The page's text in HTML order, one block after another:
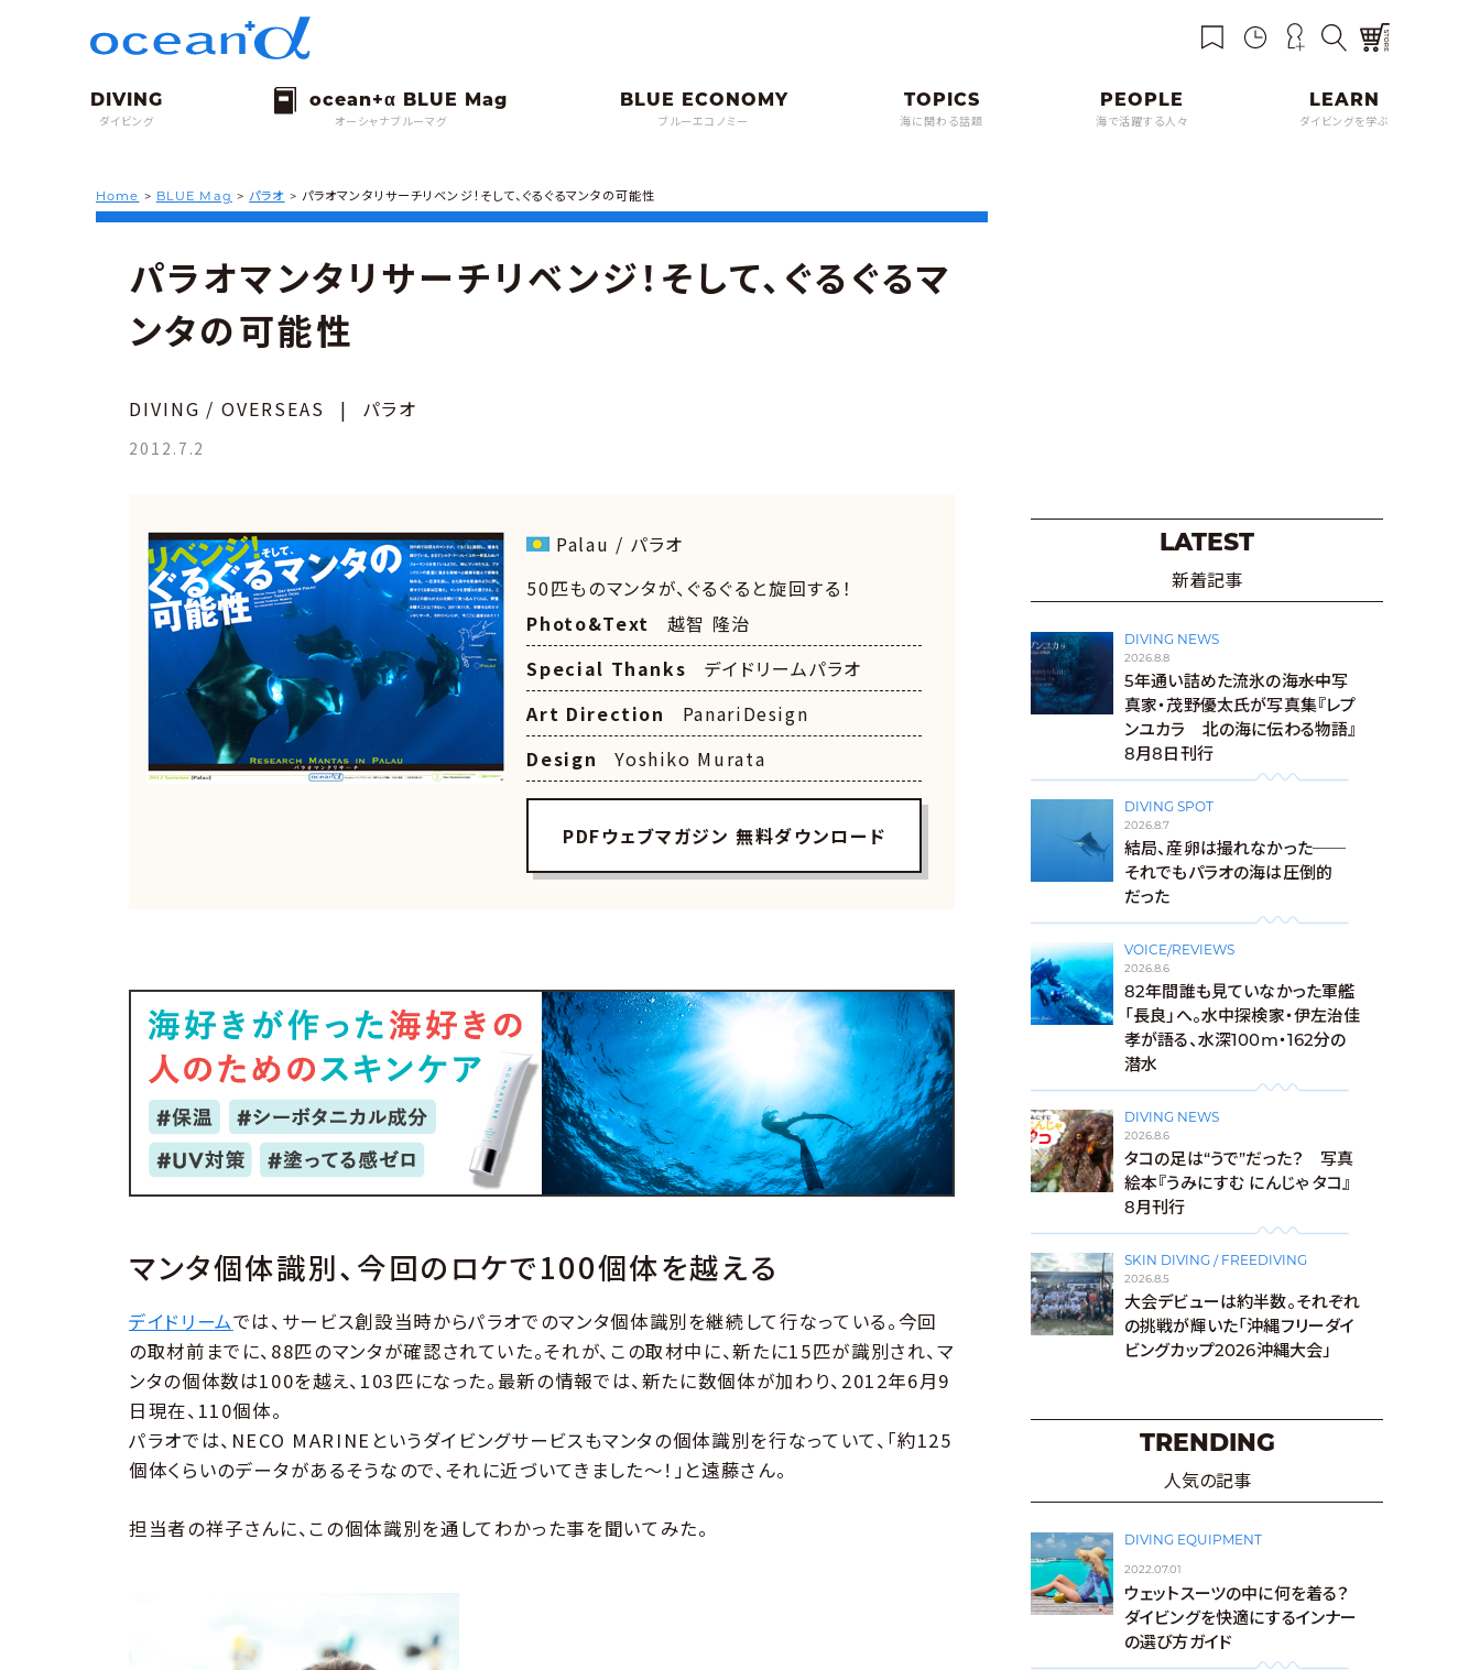
ダイビング オーシャナブルーマグ ブルーエコノミー 海に関わる話題 海で活躍する人々 ダイビングを学ぶ
Home > BLUE Mag >パラオ > パラオマンタリサーチリベンジ！そして、ぐるぐるマンタの可能性
パラオマンタリサーチリベンジ！そして、ぐるぐるマ
ンタの可能性
DIVING / OVERSEAS | パラオ
2012.7.2
Palau / パラオ
50匹ものマンタが、ぐるぐると旋回する！
Photo&Text
越智 隆治
Special Thanks
デイドリームパラオ
Art Direction
PanariDesign
Design
Yoshiko Murata
PDFウェブマガジン 無料ダウンロード
マンタ個体識別、今回のロケで100個体を越える
デイドリームでは、サービス創設当時からパラオでのマンタ個体識別を継続して行なっている。今回
の取材前までに、88匹のマンタが確認されていた。それが、この取材中に、新たに15匹が識別され、マ
ンタの個体数は100を越え、103匹になった。最新の情報では、新たに数個体が加わり、2012年6月9
日現在、110個体。
パラオでは、NECO MARINEというダイビングサービスもマンタの個体識別を行なっていて、「約125
個体くらいのデータがあるそうなので、それに近づいてきました〜！」と遠藤さん。
担当者の祥子さんに、この個体識別を通してわかった事を聞いてみた。
LATEST
新着記事
DIVING NEWS
2026.8.8
5年通い詰めた流氷の海――水中写
真家・茂野優太氏が写真集『レプ
ンユカラ 北の海に伝わる物語』
8月8日刊行
DIVING SPOT
2026.8.7
結局、産卵は撮れなかった──
それでもパラオの海は圧倒的
だった
VOICE/REVIEWS
2026.8.6
82年間誰も見ていなかった軍艦
「長良」へ。水中探検家・伊左治佳
孝が語る、水深100m・162分の
潜水
DIVING NEWS
2026.8.6
タコの足は“うで”だった？ 写真
絵本『うみにすむ にんじゃ タコ』
8月刊行
SKIN DIVING / FREEDIVING
2026.8.5
大会デビューは約半数。それぞれ
の挑戦が輝いた「沖縄フリーダイ
ビングカップ2026沖縄大会」
TRENDING
人気の記事
DIVING EQUIPMENT
2022.07.01
ウェットスーツの中に何を着る？
ダイビングを快適にするインナー
の選び方ガイド